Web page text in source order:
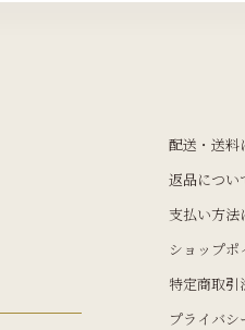
配送・送料
返品につい
支払い方法
ショップ
特定商取引
プライバシ